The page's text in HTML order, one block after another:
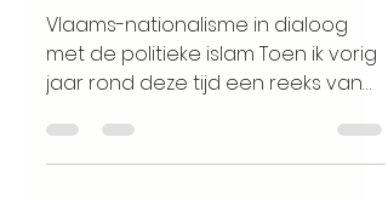
Vlaams-nationalisme in dialoog
met de politieke islam Toen ik vorig
jaar rond deze tijd een reeks van